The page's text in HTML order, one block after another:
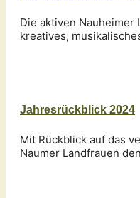
Die aktiven Nauheimer
kreatives,
Jahresrückblick 2024
Mit Rückblick auf das
Naumer Landfrauen